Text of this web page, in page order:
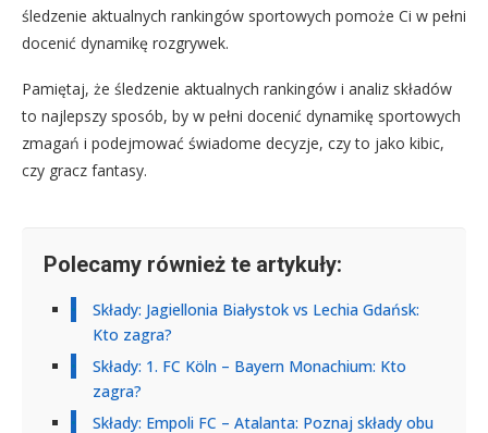
śledzenie aktualnych rankingów sportowych pomoże Ci w pełni
docenić dynamikę rozgrywek.
Pamiętaj, że śledzenie aktualnych rankingów i analiz składów
to najlepszy sposób, by w pełni docenić dynamikę sportowych
zmagań i podejmować świadome decyzje, czy to jako kibic,
czy gracz fantasy.
Polecamy również te artykuły:
Składy: Jagiellonia Białystok vs Lechia Gdańsk:
Kto zagra?
Składy: 1. FC Köln – Bayern Monachium: Kto
zagra?
Składy: Empoli FC – Atalanta: Poznaj składy obu